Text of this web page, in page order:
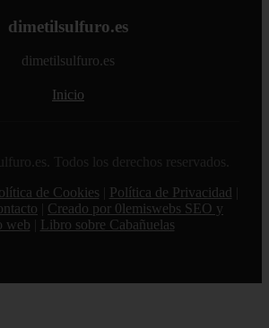
dimetilsulfuro.es
dimetilsulfuro.es
Inicio
Todos los derechos reservados.
de Cookies Política de Privacidad
Creado por 0lemiswebs SEO y
web
Libro sobre Cabañuelas